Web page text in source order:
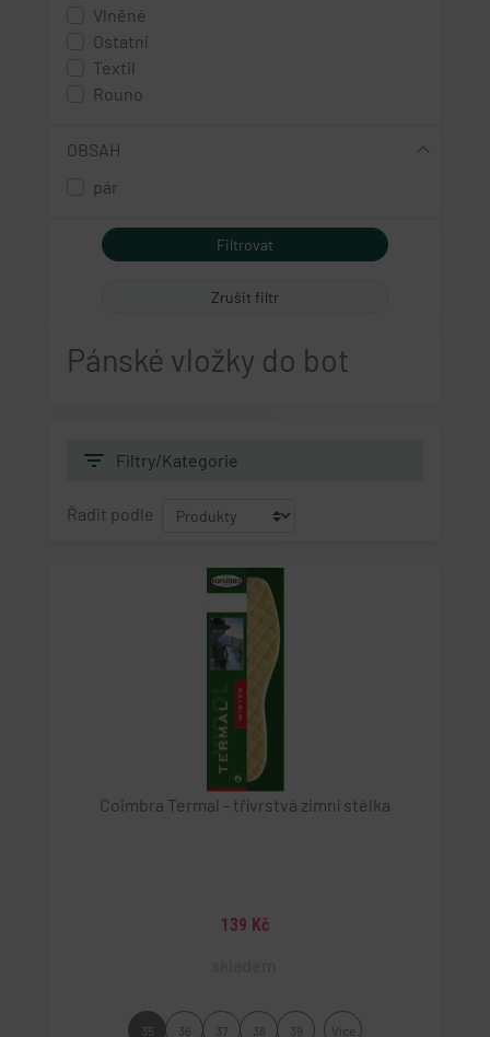
Vlněné
Ostatní
Textil
Rouno
OBSAH
pár
Zrušit filtr
Pánské vložky do bot
filter_list Filtry/Kategorie
Řadit podle
Coimbra Termal - třívrstvá zimní stélka
139 Kč
35 36 37 38 39 Více